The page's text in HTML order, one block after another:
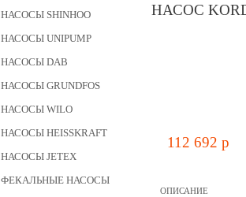
НАСОСЫ SHINHOO
НАСОСЫ UNIPUMP
НАСОСЫ DAB
НАСОСЫ GRUNDFOS
НАСОСЫ WILO
НАСОСЫ HEISSKRAFT
НАСОСЫ JETEX
ФЕКАЛЬНЫЕ НАСОСЫ
НАСОС
112 692 p
ОПИСАНИЕ